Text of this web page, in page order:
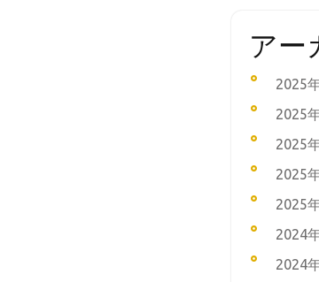
アー
2025
2025
2025
2025
2025
2024
2024